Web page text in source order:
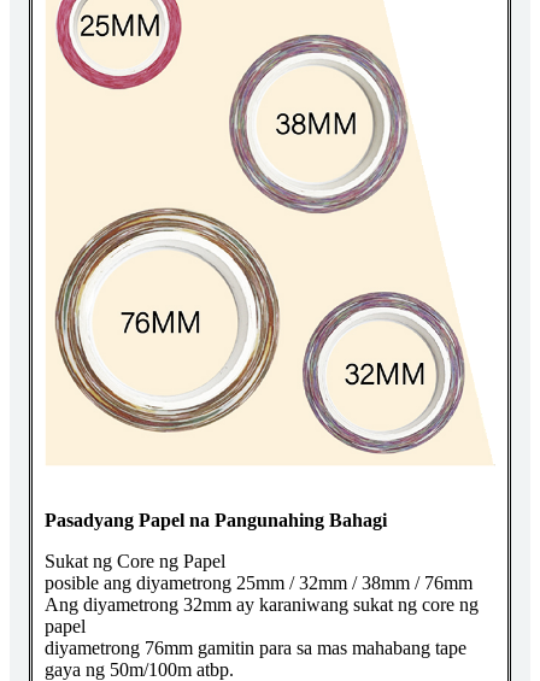
Pasadyang Papel na Pangunahing Bahagi
Sukat ng Core ng Papel
posible ang diyametrong 25mm / 32mm / 38mm / 76mm
Ang diyametrong 32mm ay karaniwang sukat ng core ng
papel
diyametrong 76mm gamitin para sa mas mahabang tape
gaya ng 50m/100m atbp.